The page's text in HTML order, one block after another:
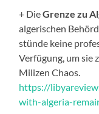
+ DieGrenze zu
algerischen
stünde keine
Verfügung, um sie
Milizen Chaos.
https://
with-algeria-